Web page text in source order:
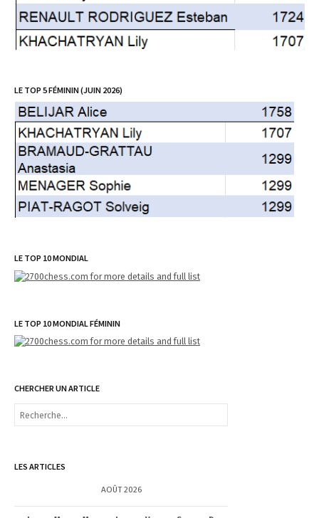
LE TOP 5 FÉMININ (JUIN 2026)
LE TOP 10 MONDIAL
LE TOP 10 MONDIAL FÉMININ
CHERCHER UN ARTICLE
R
r
e
LES ARTICLES
AOÛT 2026